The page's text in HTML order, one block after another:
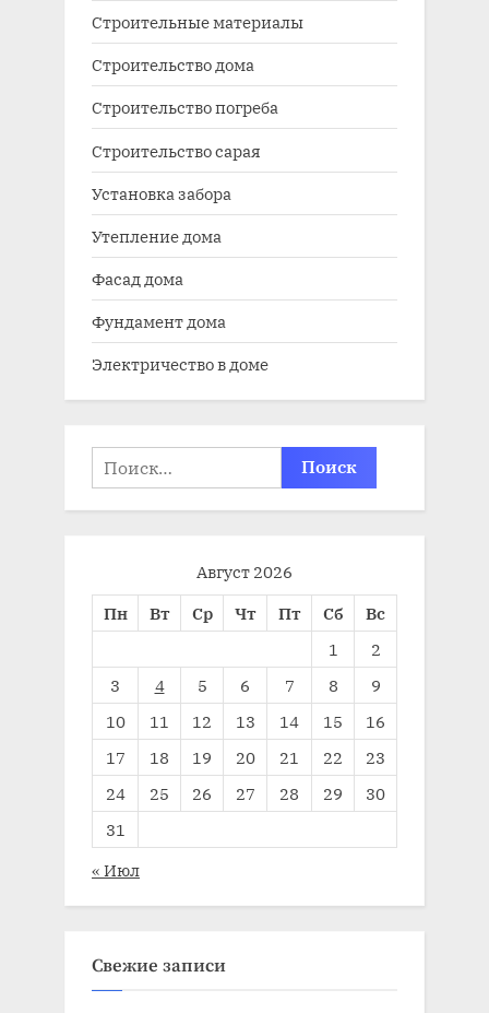
Строительные материалы
Строительство дома
Строительство погреба
Строительство сарая
Установка забора
Утепление дома
Фасад дома
Фундамент дома
Электричество в доме
Найти:
Август 2026
Пн
Вт Ср Чт Пт Сб
Вс
1
2
3
4 5 6 7 8
9
10
11 12 13 14 15
16
17
18 19 20 21 22
23
24
25 26 27 28 29
30
31
« Июл
Свежие записи